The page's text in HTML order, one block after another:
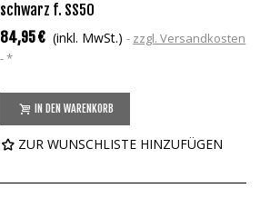
schwarz f. SS50
84,95 € (inkl. MwSt.)
zzgl. Versandkosten
*
IN DEN WARENKORB
ZUR WUNSCHLISTE HINZUFÜGEN